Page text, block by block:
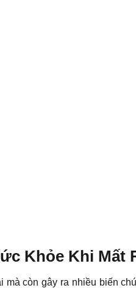
Khỏe Khi Mất
còn gây ra nhiều biến